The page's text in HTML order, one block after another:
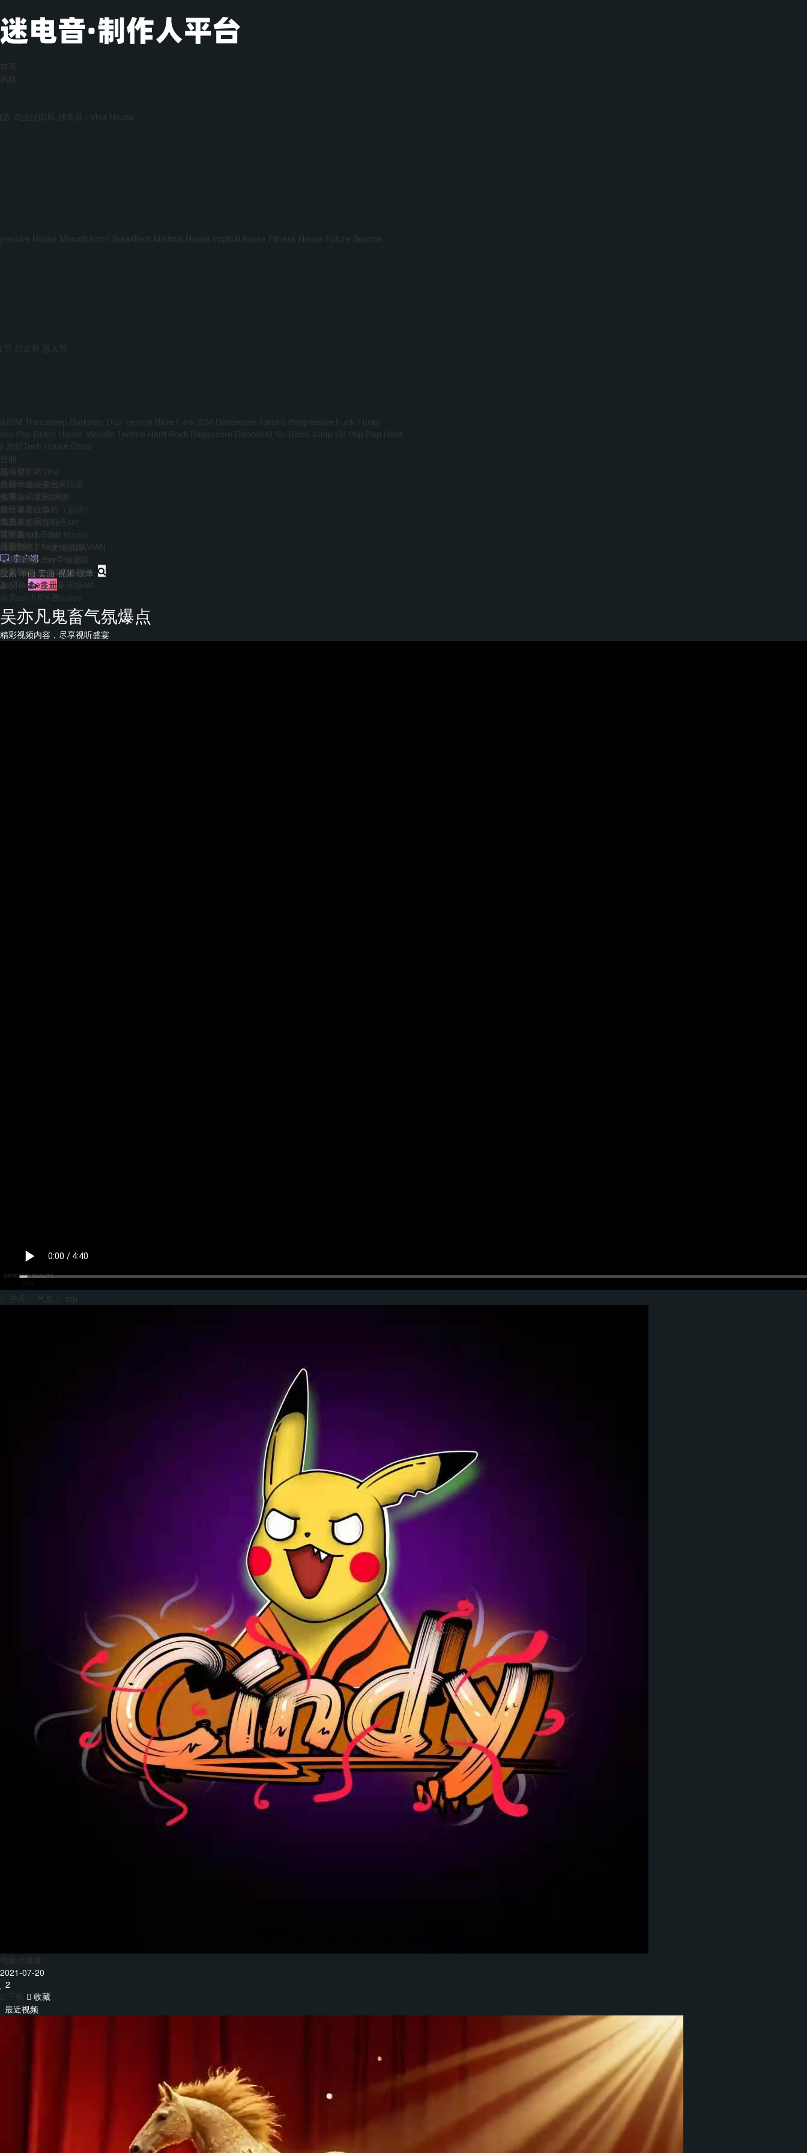
首页
风格
商业沈阳风 越南风 | Vina House
House Moombahton Breakbeat Minimal House tropical house Fitness House Future Bounce
节 妇女节 愚人节
IDM Trancestep Darkstep Dub Techno Baile Funk IDM Dancecore Electro Progressive Funk Funky
Pop Dutch House Melodic Techno Hard Rock Raggacore Dancehall Nu Disco Jump Up Pop Rap Hard
反拍Tech House Disco
套曲
越南鼓歌路Vina
前场House多元素歌路
主场多元素set套曲
多元素商业歌路（后场）
江南霓虹网红特色set
中文Bounce Set
Hard140-150硬核歌路
EDM&Bigroom中场思路
Bounce多元素商业歌路
PsyTrance多元素现场set
韩风set小厅K-Bounce
压缩包
外网单曲压缩包
韩国boune压缩包
迷音单曲歌单
精选单曲压缩包
【合集包】Tech House
【合集包】中文/越南风VIAN
【合集包】Psy Trance
视频
歌单
DJ
音乐人
艺术家
免费
VIP
主题包
免费套曲
每日福利
AI
干声制作
套曲制作
音乐制作
转换
客户端
登录 注册
吴亦凡鬼畜气氛爆点
精彩视频内容，尽享视听盛宴
亦凡 气氛 mp
电音小迷妹
2021-07-20
2
下载
收藏
最近视频